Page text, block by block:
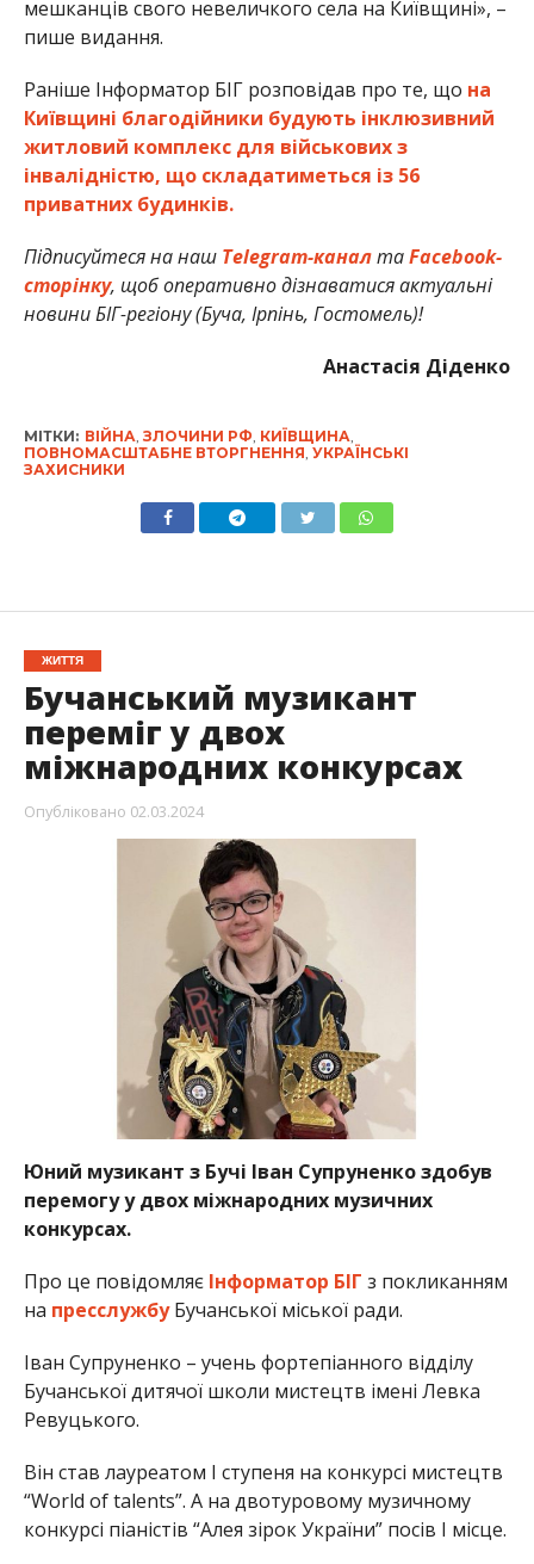
мешканців свого невеличкого села на Київщині», –
пише видання.
Раніше Інформатор БІГ розповідав про те, що на
Київщині благодійники будують інклюзивний
житловий комплекс для військових з
інвалідністю, що складатиметься із 56
приватних будинків.
Підписуйтеся на наш Telegram-канал таFacebook-
сторінку, щоб оперативно дізнаватися актуальні
новини БІГ-регіону (Буча, Ірпінь, Гостомель)!
Анастасія Діденко
МІТКИ: ВІЙНА, ЗЛОЧИНИ РФ, КИЇВЩИНА,
ПОВНОМАСШТАБНЕ ВТОРГНЕННЯ, УКРАЇНСЬКІ
ЗАХИСНИКИ
ЖИТТЯ
Бучанський музикант
переміг у двох
міжнародних конкурсах
Опубліковано 02.03.2024
Юний музикант з Бучі Іван Супруненко здобув
перемогу у двох міжнародних музичних
конкурсах.
Про це повідомляє Інформатор БІГ з покликанням
на пресслужбуБучанської міської ради.
Іван Супруненко – учень фортепіанного відділу
Бучанської дитячої школи мистецтв імені Левка
Ревуцького.
Він став лауреатом І ступеня на конкурсі мистецтв
“World of talents”. А на двотуровому музичному
конкурсі піаністів “Алея зірок України” посів І місце.